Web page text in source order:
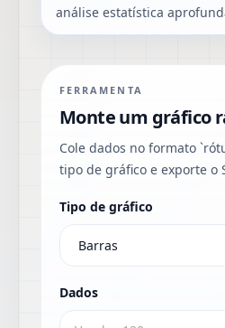
análise estatística
FERRAMENTA
Monte um gráfico
Cole dados no formato
tipo de gráfico e exporte o
Tipo de gráfico
Dados